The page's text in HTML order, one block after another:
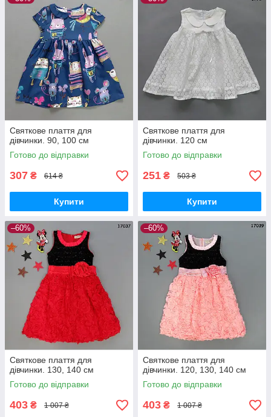
Святкове плаття для
дівчинки. 90, 100 см
Готово до відправки
307 ₴ 614 ₴
Купити
Святкове плаття для
дівчинки. 120 см
Готово до відправки
251 ₴ 503 ₴
Купити
–60%
Святкове плаття для
дівчинки. 130, 140 см
Готово до відправки
403 ₴ 1 007 ₴
–60%
Святкове плаття для
дівчинки. 120, 130, 140 см
Готово до відправки
403 ₴ 1 007 ₴